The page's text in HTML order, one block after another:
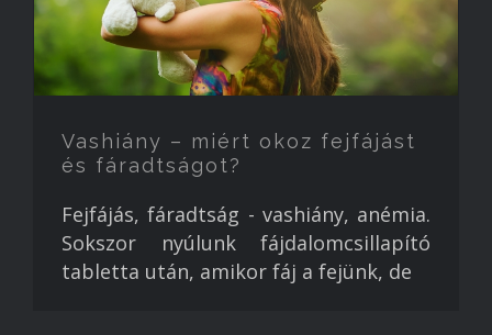
Vashiány – miért okoz fejfájást
és fáradtságot?
Fejfájás, fáradtság - vashiány, anémia.
Sokszor nyúlunk fájdalomcsillapító
tabletta után, amikor fáj a fejünk, de